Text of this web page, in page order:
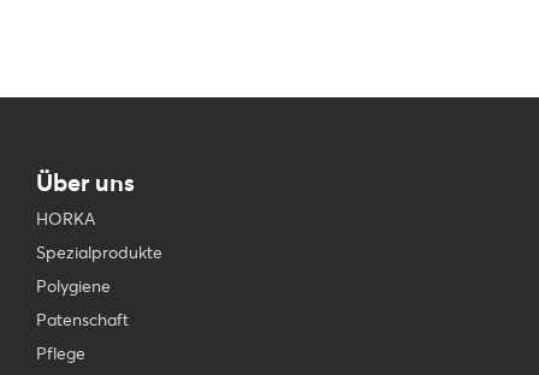
Über uns
HORKA
Spezialprodukte
Polygiene
Patenschaft
Pflege